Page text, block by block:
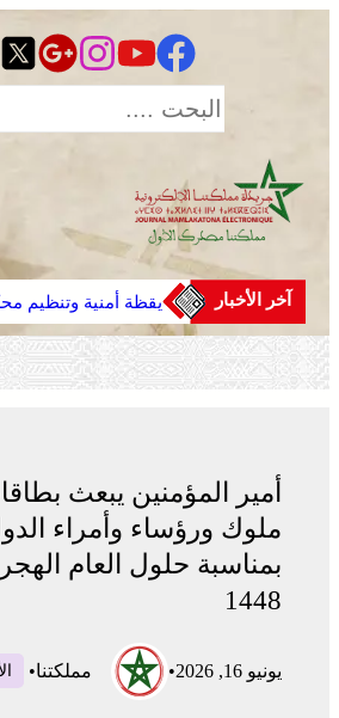
آخر الأخبار
يقظة أمنية وتنظيم
مهرجان الزربية
ميدانية أسهمت في
الثقافي
أمير المؤمنين يبعث
ملوك ورؤساء وأمراء
بمناسبة حلول العام
1448
يونيو 16, 2026 • مملكتنا•